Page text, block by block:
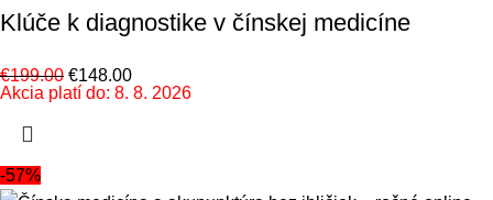
Klúče k diagnostike v čínskej medicíne
€199.00 €148.00
Akcia platí do: 8. 8. 2026
-57%